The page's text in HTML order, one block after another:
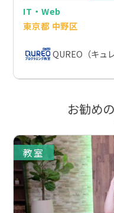
IT・Web
東京都 中野区
QUREO（キュ
お勧め
教室